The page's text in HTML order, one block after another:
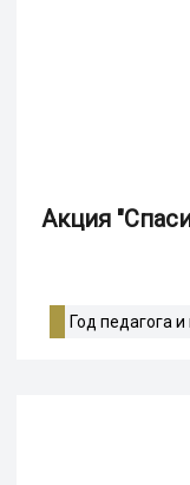
Акция
Год педагога